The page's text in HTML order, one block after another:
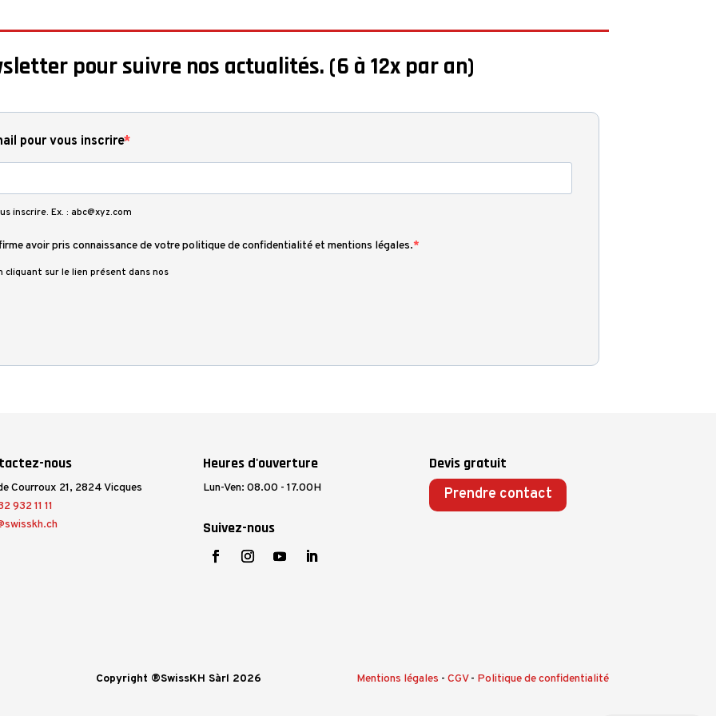
pour suivre nos actualités. (6 à 12x par an)
pour vous inscrire
inscrire. Ex. : abc@xyz.com
avoir pris connaissance de votre politique de confidentialité et mentions légales.
cliquant sur le lien présent dans nos
nous
Courroux 21, 2824 Vicques
932 11 11
Heures d'ouverture
Lun-Ven: 08.00 - 17.00H
Suivez-nous
Devis gratuit
Prendre contact
Copyright ®SwissKH Sàrl 2026 Mentions légales - CGV- Politique de confidentialité